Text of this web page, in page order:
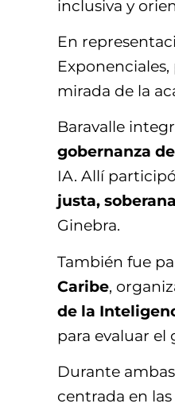
inclusiva y
En
mirada de la
Baravalle
gobernanza
IA. Allí
justa,
Ginebra.
También fue
Caribe,
de la
para evaluar el
Durante
centrada en